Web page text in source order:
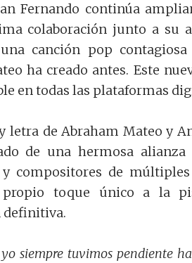
Fernando continúa
colaboración junto a su
canción pop
ha creado antes. Este
en todas las plataformas
letra de Abraham Mateo y
de una hermosa alianza
y compositores de
propio toque único a la
definitiva.
siempre tuvimos pendiente